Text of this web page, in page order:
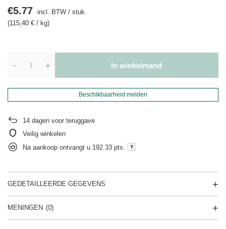
€5.77 incl. BTW / stuk
(115,40 € / kg)
- + In winkelmand
Beschikbaarheid melden
14 dagen voor teruggave
Veilig winkelen
Na aankoop ontvangt u 192.33 pts.
GEDETAILLEERDE GEGEVENS
MENINGEN (0)